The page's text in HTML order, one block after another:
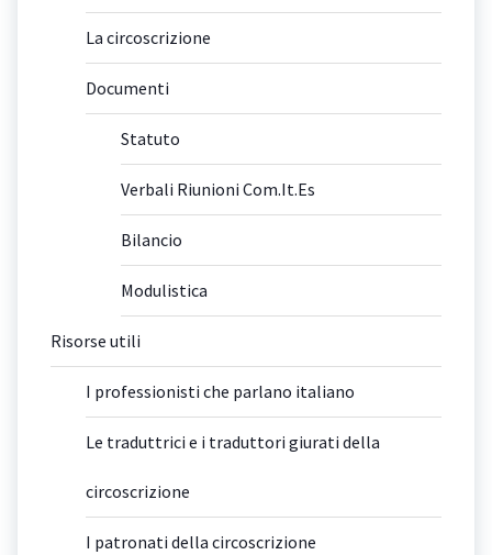
La circoscrizione
Documenti
Statuto
Verbali Riunioni Com.It.Es
Bilancio
Modulistica
Risorse utili
I professionisti che parlano italiano
Le traduttrici e i traduttori giurati della
circoscrizione
I patronati della circoscrizione